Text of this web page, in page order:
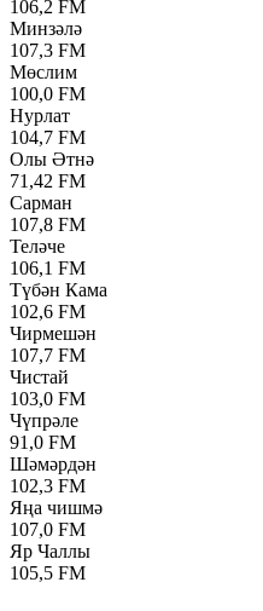
106,2 FM
Минзәлә
107,3 FM
Мөслим
100,0 FM
Нурлат
104,7 FM
Олы Әтнә
71,42 FM
Сарман
107,8 FM
Теләче
106,1 FM
Түбән Кама
102,6 FM
Чирмешән
107,7 FM
Чистай
103,0 FM
Чүпрәле
91,0 FM
Шәмәрдән
102,3 FM
Яңа чишмә
107,0 FM
Яр Чаллы
105,5 FM